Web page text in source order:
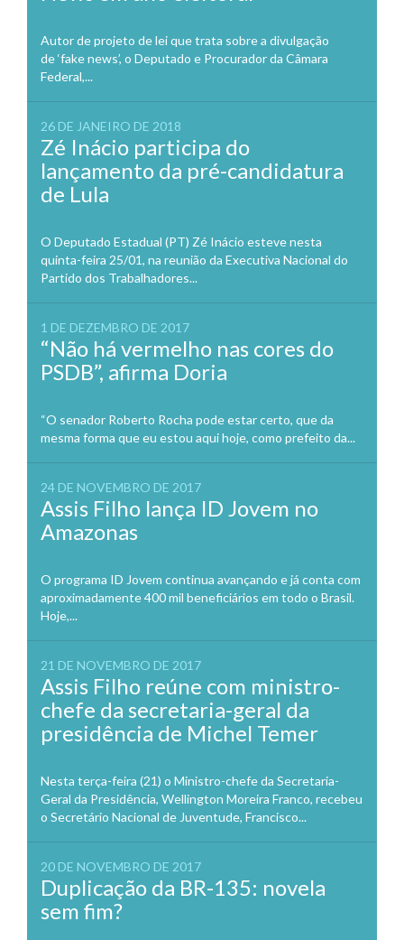
Autor de projeto de lei que trata sobre a divulgação
de ‘fake news’, o Deputado e Procurador da Câmara
Federal,...
26 DE JANEIRO DE 2018
Zé Inácio participa do
lançamento da pré-candidatura
de Lula
O Deputado Estadual (PT) Zé Inácio esteve nesta
quinta-feira 25/01, na reunião da Executiva Nacional do
Partido dos Trabalhadores...
1 DE DEZEMBRO DE 2017
“Não há vermelho nas cores do
PSDB”, afirma Doria
“O senador Roberto Rocha pode estar certo, que da
mesma forma que eu estou aqui hoje, como prefeito da...
24 DE NOVEMBRO DE 2017
Assis Filho lança ID Jovem no
Amazonas
O programa ID Jovem continua avançando e já conta com
aproximadamente 400 mil beneficiários em todo o Brasil.
Hoje,...
21 DE NOVEMBRO DE 2017
Assis Filho reúne com ministro-
chefe da secretaria-geral da
presidência de Michel Temer
Nesta terça-feira (21) o Ministro-chefe da Secretaria-
Geral da Presidência, Wellington Moreira Franco, recebeu
o Secretário Nacional de Juventude, Francisco...
20 DE NOVEMBRO DE 2017
Duplicação da BR-135: novela
sem fim?